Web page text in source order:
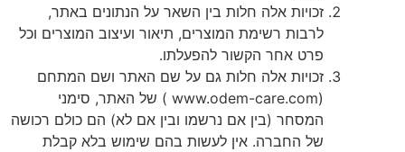
זכויות אלה חלות בין השאר על הנתונים באתר,
לרבות רשימת המוצרים, תיאור ועיצוב המוצרים וכל
פרט אחר הקשור להפעלתו.
זכויות אלה חלות גם על שם האתר ושם המתחם
(
www.odem-care.com ) של האתר, סימני
המסחר (בין אם נרשמו ובין אם לא) הם כולם רכושה
של החברה. אין לעשות בהם שימוש בלא קבלת